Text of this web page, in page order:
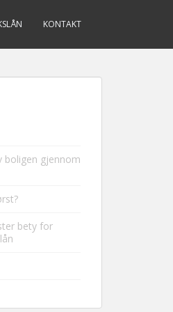
KONTAKT
boligen gjennom
bety for